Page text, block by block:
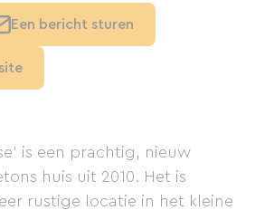
is een prachtig, nieuw
huis uit 2010. Het is
rustige locatie in het kleine
Een bericht sturen